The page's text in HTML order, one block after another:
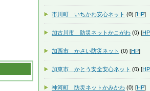
市川町 いちかわ安心ネット (0) [HP]
加古川市 防災ネットかこがわ (0) [HP
加西市 かさい防災ネット (0) [HP]
加東市 かとう安全安心ネット (0) [HP
神河町 防災ネットかみかわ (0) [HP]